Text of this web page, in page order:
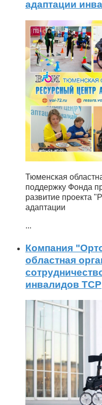
адаптации
Тюменская
поддержку Фонда
развитие проекта
адаптации
...
Компания
областная
инвалидов ТСР